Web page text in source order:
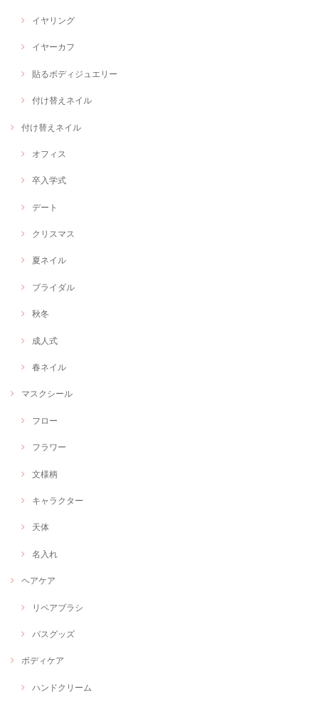
イヤリング
イヤーカフ
貼るボディジュエリー
付け替えネイル
付け替えネイル
オフィス
卒入学式
デート
クリスマス
夏ネイル
ブライダル
秋冬
成人式
春ネイル
マスクシール
フロー
フラワー
文様柄
キャラクター
天体
名入れ
ヘアケア
リペアブラシ
バスグッズ
ボディケア
ハンドクリーム